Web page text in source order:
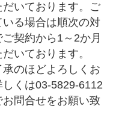
いております。ご
る場合は順次の対
契約から1～2か月
いております。
のほどよろしくお
くは03-5829-6112
問合せをお願い致